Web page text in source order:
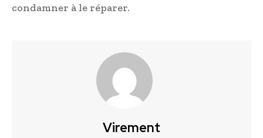
condamner à le réparer.
Virement